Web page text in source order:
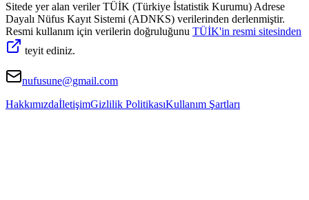
Sitede yer alan veriler TÜİK (Türkiye İstatistik Kurumu) Adrese
Dayalı Nüfus Kayıt Sistemi (ADNKS) verilerinden derlenmiştir.
Resmi kullanım için verilerin doğruluğunu TÜİK'in resmi sitesinden
teyit ediniz.
nufusune@gmail.com
HakkımızdaİletişimGizlilik PolitikasıKullanım Şartları